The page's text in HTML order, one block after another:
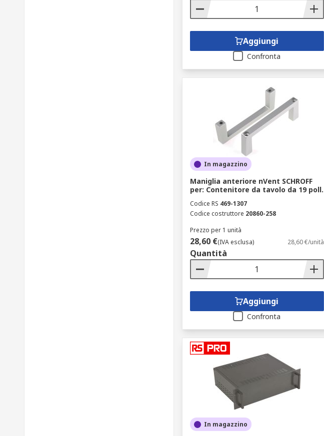
Aggiungi
Confronta
In magazzino
Maniglia anteriore nVent SCHROFF
per: Contenitore da tavolo da 19 poll.
Codice RS 469-1307
Codice costruttore 20860-258
Prezzo per 1 unità
28,60 €(IVA esclusa) 28,60 €/unità
Quantità
Aggiungi
Confronta
In magazzino